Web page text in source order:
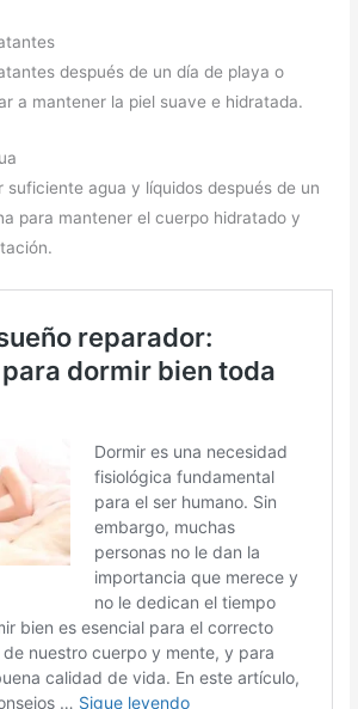
después de un día de playa o
a mantener la piel suave e hidratada.
suficiente agua y líquidos después de un
para mantener el cuerpo hidratado y